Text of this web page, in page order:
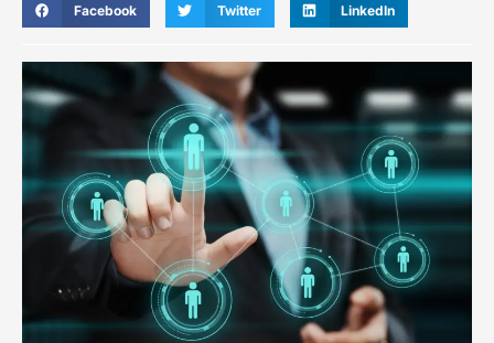
Facebook Twitter LinkedIn